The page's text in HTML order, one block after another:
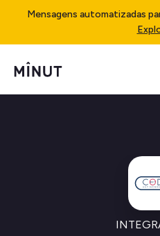
Mensagens automatizadas